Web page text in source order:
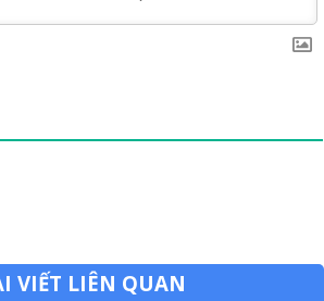
VIẾT LIÊN QUAN